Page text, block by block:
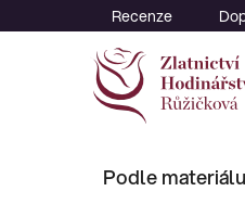
na
Recenze
Podle materiálu